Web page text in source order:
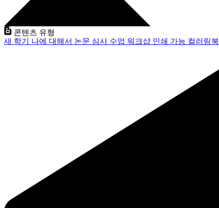
콘텐츠 유형
새 학기 나에 대해서 논문 심사 수업 워크샵 인쇄 가능 컬러링북